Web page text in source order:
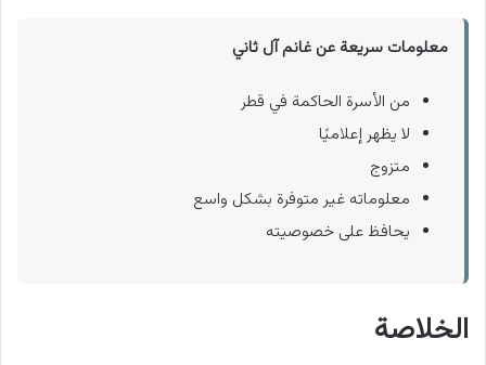
معلومات سريعة عن غانم آل ثاني
من الأسرة الحاكمة في قطر
لا يظهر إعلاميًا
متزوج
معلوماته غير متوفرة بشكل واسع
يحافظ على خصوصيته
الخلاصة